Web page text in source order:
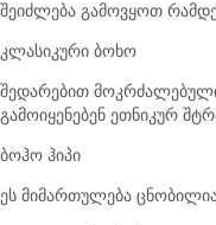
შეიძლება გამოვყოთ
კლასიკური ბოხო
შედარებით
გამოიყენებენ ეთნიკურ
ბოჰო ჰიპი
ეს მიმართულება